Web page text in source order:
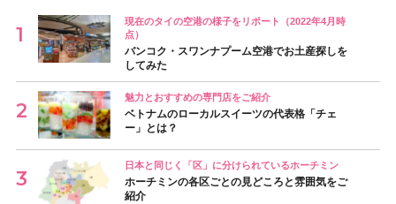
現在のタイの空港の様子をリポート（2022年4月時
点）
バンコク・スワンナプーム空港でお土産探しを
してみた
魅力とおすすめの専門店をご紹介
ベトナムのローカルスイーツの代表格「チェ
ー」とは？
日本と同じく「区」に分けられているホーチミン
ホーチミンの各区ごとの見どころと雰囲気をご
紹介